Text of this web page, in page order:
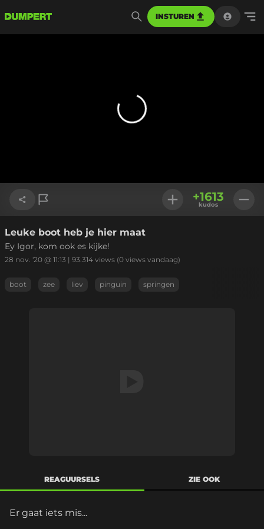
INSTUREN
Link kopiëren
+1613
kudos
Leuke boot heb je hier maat
Ey Igor, kom ook es kijke!
28 nov. '20 @ 11:13 | 93.314 views (0 views vandaag)
boot zee liev pinguin springen
REAGUURSELS ZIE OOK
Er gaat iets mis...